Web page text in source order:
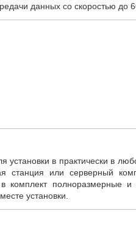
данных со скоростью до
в практически в
станция или серверный
полноразмерные и
установки.